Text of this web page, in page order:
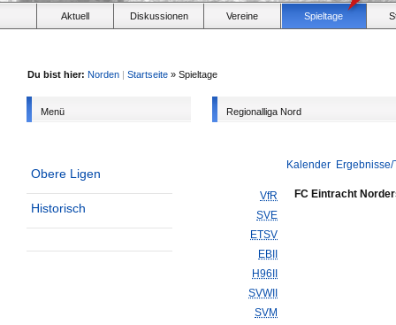
Aktuell Diskussionen Vereine Spieltage
Du bist hier: Norden | Startseite » Spieltage
Menü
Obere Ligen
Historisch
Regionalliga Nord
Kalender
VfR
SVE
ETSV
EBII
H96II
SVWII
SVM
FC Eintracht